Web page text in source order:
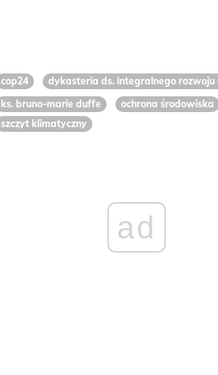
cop24 dykasteria ds. integralnego rozwoju
ks. bruno-marie duffe
ochrona środowiska
szczyt klimatyczny
ad